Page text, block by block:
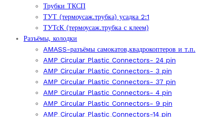
Трубки ТКСП
ТУТ (термоусаж.трубка) усадка 2:1
ТУТсК (термоусаж.трубка с клеем)
Разъёмы, колодки
AMASS-разъёмы самокатов,квадрокоптеров и т.п.
AMP Circular Plastic Connectors- 24 pin
AMP Circular Plastic Connectors- 3 pin
AMP Circular Plastic Connectors- 37 pin
AMP Circular Plastic Connectors- 4 pin
AMP Circular Plastic Connectors- 9 pin
AMP Circular Plastic Connectors-14 pin